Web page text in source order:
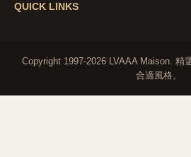
QUICK LINKS
Copyright 1997-2026 LVAAA Maison. 精
合適風格。